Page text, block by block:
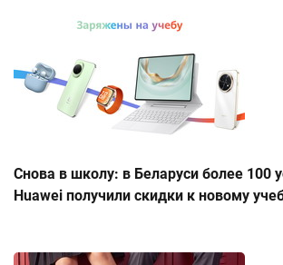
Снова в школу: в Беларуси более 100
Huawei получили скидки к новому